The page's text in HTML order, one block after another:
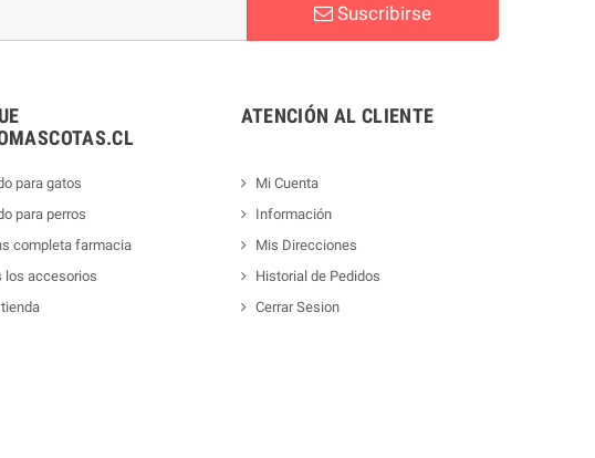
Suscribirse
para gatos
para perros
completa farmacia
los accesorios
ATENCIÓN AL CLIENTE
Mi Cuenta
Información
Mis Direcciones
Historial de Pedidos
Cerrar Sesion